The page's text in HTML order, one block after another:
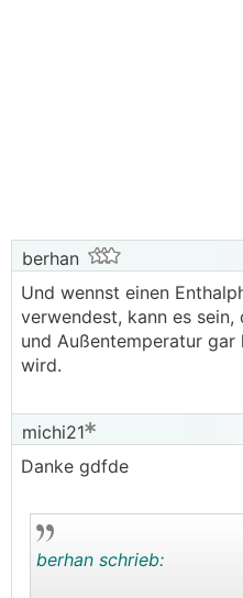
berhan
Und wennst einen
verwendest, kann es
und Außentemperatur
wird.
michi21
Danke gdfde
berhan schrieb: